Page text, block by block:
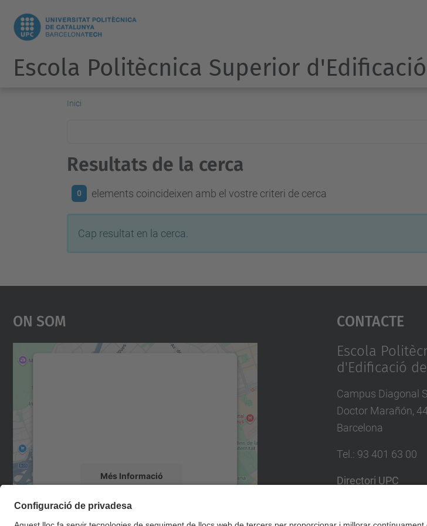
Escola Politècnica Superior
Inici
Resultats de la cerca
0 elements coincideixen amb el vostre criteri de cerca
Cap resultat en la cerca.
On Som
Més Informació
Accepta
Contacte
Escola
d'Edificació
Campus Diagonal
Doctor Marañón,
Barcelona
Tel. : 93 401 63 00
Directori UPC